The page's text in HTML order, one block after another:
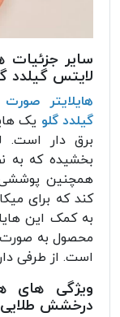
سایر جزئیات
لایتس گیلدد
هایلایتر
گیلدد گلو یک
برق دار است.
بخشیده که به
همچنین
کند که برای
به کمک این
محصول به
است. از طرفی
ویژگی های
درخشش طلایی